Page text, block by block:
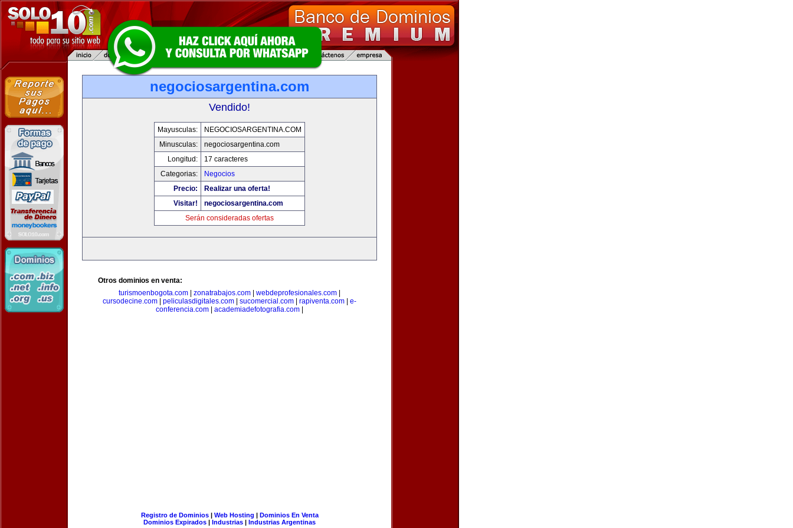
negociosargentina.com
Vendido!
Mayusculas:
NEGOCIOSARGENTINA.COM
Minusculas:
negociosargentina.com
Longitud:
17 caracteres
Categorias:
Negocios
Precio:
Realizar una oferta!
Visitar!
negociosargentina.com
Serán consideradas ofertas
Otros dominios en venta:
turismoenbogota.com
zonatrabajos.com webdeprofesionales.com
cursodecine.com
peliculasdigitales.com sucomercial.com rapiventa.com
e-
conferencia.com
academiadefotografia.com
Registro de Dominios| Web Hosting | Dominios En Venta
Dominios Expirados | Industrias | Industrias Argentinas